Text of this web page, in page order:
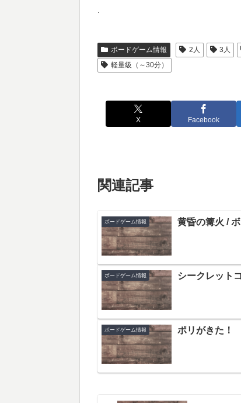
.
ボードゲーム情報 2人 3人
軽量級（～30分）
X Facebook
関連記事
ボードゲーム情報 黄昏の篝火 /
ボードゲーム情報 シークレット
ボードゲーム情報 ポリがきた！